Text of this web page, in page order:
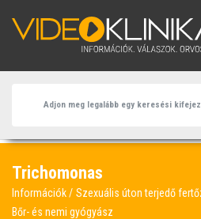
Trichomonas
Információk Szexuális úton terjedő
Bőr- és nemi gyógyász